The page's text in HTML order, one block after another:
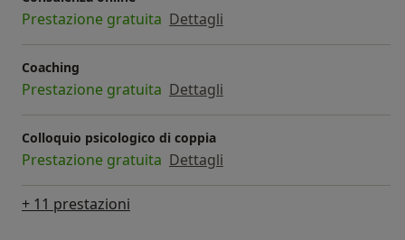
Prestazione gratuita Dettagli
Coaching
Prestazione gratuita Dettagli
Colloquio psicologico di coppia
Prestazione gratuita Dettagli
+ 11 prestazioni